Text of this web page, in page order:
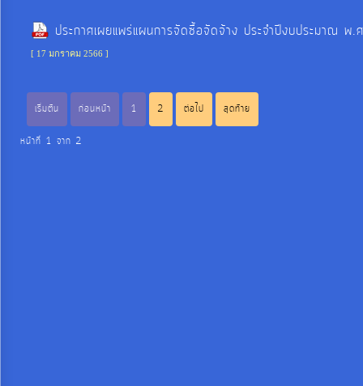
ท้อง
ถิ่น
เรา
ประกาศเผยแพร่แผนการจัดซื้อจัดจ้าง ประจำปีงบประมาณ พ.
[ 17 มกราคม 2566 ]
เริ่มต้น ก่อนหน้า 1 2 ต่อไป สุดท้าย
หน้าที่ 1 จาก 2